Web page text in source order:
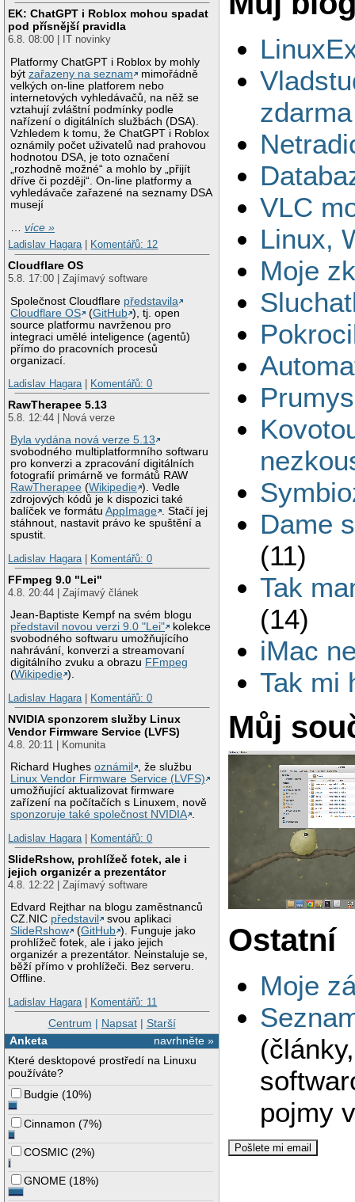
EK: ChatGPT i Roblox mohou spadat
pod přísnější pravidla
6.8. 08:00 | IT novinky
Platformy ChatGPT i Roblox by mohly
býtzařazeny na seznam
mimořádně
velkých on-line platforem nebo
internetových vyhledávačů, na něž se
vztahují zvláštní podmínky podle
nařízení o digitálních službách (DSA).
Vzhledem k tomu, že ChatGPT i Roblox
oznámily počet uživatelů nad prahovou
hodnotou DSA, je toto označení
„rozhodně možné“ a mohlo by „přijít
dříve či později“. On-line platformy a
vyhledávače zařazené na seznamy DSA
musejí
…více »
Ladislav Hagara| Komentářů: 12
Cloudflare OS
5.8. 17:00 | Zajímavý software
Společnost Cloudflare představila
Cloudflare OS
(GitHub ), tj. open
source platformu navrženou pro
integraci umělé inteligence (agentů)
přímo do pracovních procesů
organizací.
Ladislav Hagara| Komentářů: 0
RawTherapee 5.13
5.8. 12:44 | Nová verze
Byla vydána nová verze 5.13
svobodného multiplatformního softwaru
pro konverzi a zpracování digitálních
fotografií primárně ve formátů RAW
RawTherapee (Wikipedie ). Vedle
zdrojových kódů je k dispozici také
balíček ve formátuAppImage . Stačí jej
stáhnout, nastavit právo ke spuštění a
spustit.
Ladislav Hagara| Komentářů: 0
FFmpeg 9.0 "Lei"
4.8. 20:44 | Zajímavý článek
Jean-Baptiste Kempf na svém blogu
představil novou verzi 9.0 "Lei"
kolekce
svobodného softwaru umožňujícího
nahrávání, konverzi a streamovaní
digitálního zvuku a obrazu FFmpeg
(Wikipedie ).
Ladislav Hagara| Komentářů: 0
NVIDIA sponzorem služby Linux
Vendor Firmware Service (LVFS)
4.8. 20:11 | Komunita
Richard Hughesoznámil
, že službu
Linux Vendor Firmware Service (LVFS)
umožňující aktualizovat firmware
zařízení na počítačích s Linuxem, nově
sponzoruje také společnost NVIDIA .
Ladislav Hagara| Komentářů: 0
SlideRshow, prohlížeč fotek, ale i
jejich organizér a prezentátor
4.8. 12:22 | Zajímavý software
Edvard Rejthar na blogu zaměstnanců
CZ.NIC představil
svou aplikaci
SlideRshow
(GitHub ). Funguje jako
prohlížeč fotek, ale i jako jejich
organizér a prezentátor. Neinstaluje se,
běží přímo v prohlížeči. Bez serveru.
Offline.
Ladislav Hagara| Komentářů: 11
Centrum | Napsat| Starší
navrhněte »
Anketa
Které desktopové prostředí na Linuxu
používáte?
Budgie (10%)
Cinnamon (7%)
COSMIC (2%)
GNOME (18%)
zdarma
VLC
Linux,
Moje
Dame
(11)
Tak
(14)
iMac
Tak mi
Můj
Ostatní
Moje
pojmy